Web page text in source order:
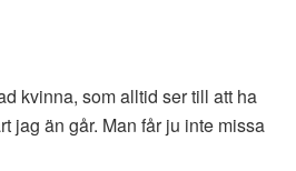
kvinna, som alltid ser till att ha
jag än går. Man får ju inte missa